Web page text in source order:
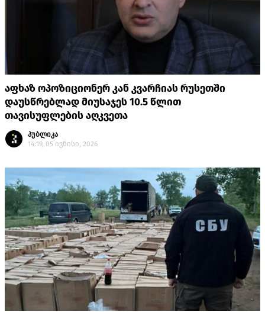
აფხაზ ოპოზიციონერ კან კვარჩიას რუსეთში
დაუსწრებლად მიუსაჯეს 10.5 წლით
თავისუფლების აღკვეთა
პუბლიკა
14:19, 05 ივნისი, 2026